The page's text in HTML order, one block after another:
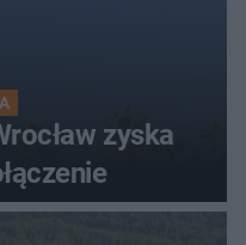
zyska